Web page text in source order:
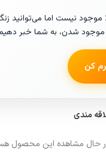
موجود نیست اما می‌توانید
شدن، به شما خبر
کن
مندی
حال مشاهده این محصول